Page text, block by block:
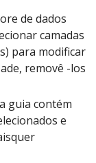
de dados
camadas
para modificar
removê -los
guia contém
e